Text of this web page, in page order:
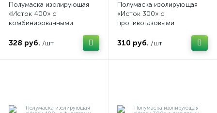
Полумаска изолирующая
«Исток 400» с
комбинированными
328 руб. /шт
Полумаска изолирующая
«Исток 300» с
противогазовыми
310 руб. /шт